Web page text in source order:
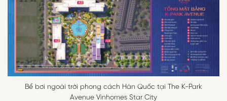
Bể bơi ngoài trời phong cách Hàn Quốc tại The K-Park
Avenue Vinhomes Star City